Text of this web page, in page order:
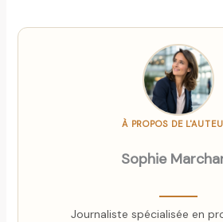
À PROPOS DE
Sophie
Journaliste spécialisée en